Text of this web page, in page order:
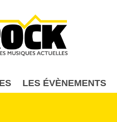
LES ÉVÈNEMENTS